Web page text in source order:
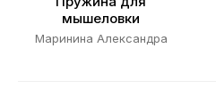
мышеловки
Маринина Александра